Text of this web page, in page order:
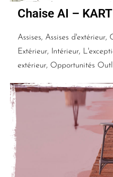
Chaise AI –
Assises, Assises d'extérieur,
Extérieur, Intérieur,
extérieur, Opportunités